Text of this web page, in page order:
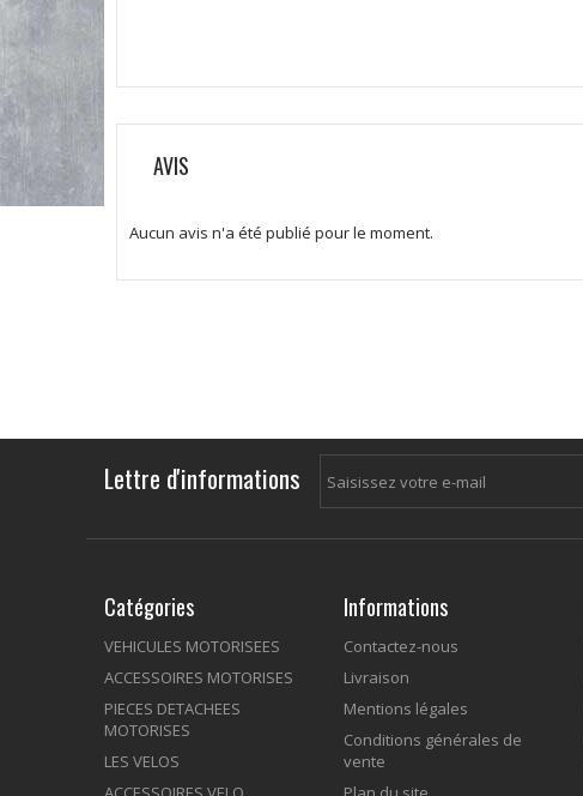
AVIS
Aucun avis n'a été publié pour le moment.
Lettre d'informations
Catégories
VEHICULES MOTORISEES
ACCESSOIRES MOTORISES
PIECES DETACHEES
MOTORISES
LES VELOS
Informations
Contactez-nous
Livraison
Mentions légales
Conditions générales de
vente